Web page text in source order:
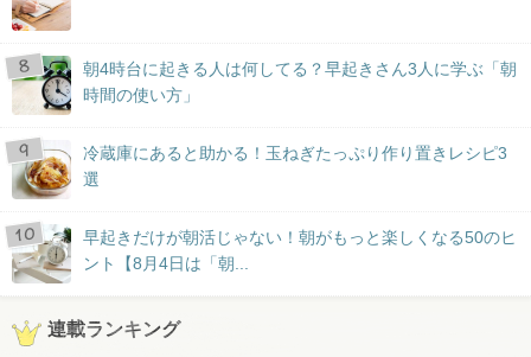
朝4時台に起きる人は何してる？早起きさん3人に学ぶ「朝
時間の使い方」
冷蔵庫にあると助かる！玉ねぎたっぷり作り置きレシピ3
選
早起きだけが朝活じゃない！朝がもっと楽しくなる50のヒ
ント【8月4日は「朝...
連載ランキング